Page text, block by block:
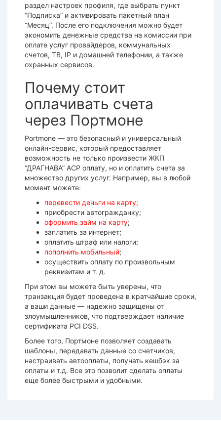
раздел настроек профиля, где выбрать пункт
“Подписка” и активировать пакетный план
“Месяц”. После его подключения можно будет
экономить денежные средства на комиссии при
оплате услуг провайдеров, коммунальных
счетов, ТВ, IP и домашней телефонии, а также
охранных сервисов.
Почему стоит
оплачивать счета
через Портмоне
Portmone — это безопасный и универсальный
онлайн-сервис, который предоставляет
возможность не только произвести ЖКП
“ДРАГНАВА” АСР оплату, но и оплатить счета за
множество других услуг. Например, вы в любой
момент можете:
перевести деньги на карту;
приобрести автогражданку;
оформить займ на карту;
заплатить за интернет;
оплатить штраф или налоги;
пополнить мобильный;
осуществить оплату по произвольным
реквизитам и т. д.
При этом вы можете быть уверены, что
транзакция будет проведена в кратчайшие сроки,
а ваши данные — надежно защищены от
злоумышленников, что подтверждает наличие
сертификата PCI DSS.
Более того, Портмоне позволяет создавать
шаблоны, передавать данные со счетчиков,
настраивать автооплаты, получать кешбэк за
оплаты и т.д. Все это позволит сделать оплаты
еще более быстрыми и удобными.